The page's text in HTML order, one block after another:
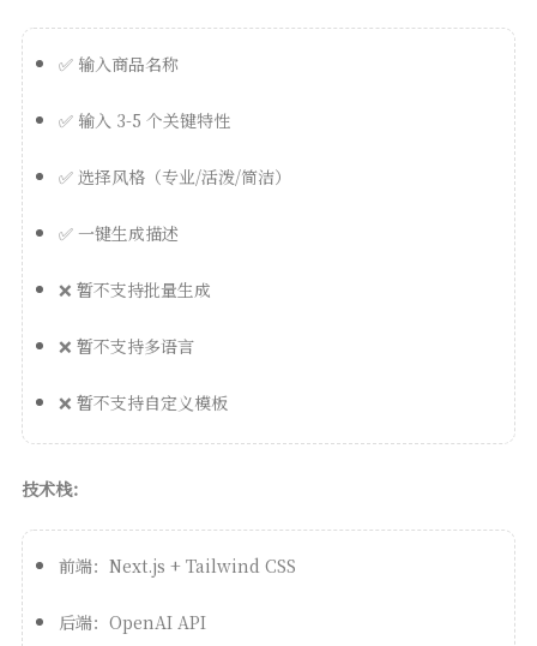
✅ 输入商品名称
✅ 输入 3-5 个关键特性
✅ 选择风格（专业/活泼/简洁）
✅ 一键生成描述
❌ 暂不支持批量生成
❌ 暂不支持多语言
❌ 暂不支持自定义模板
技术栈：
前端：Next.js + Tailwind CSS
后端：OpenAI API